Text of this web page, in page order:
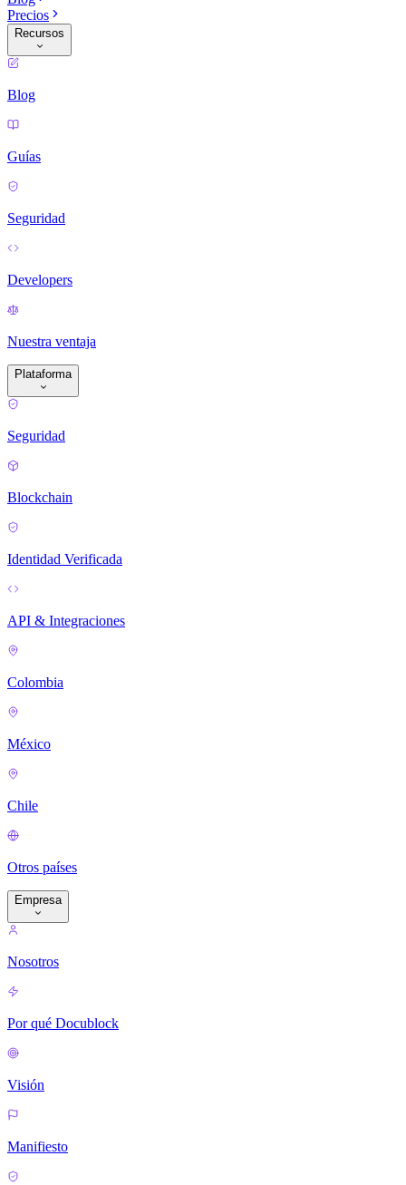
Precios
Recursos
Blog
Guías
Seguridad
Developers
Nuestra ventaja
Plataforma
Seguridad
Blockchain
Identidad Verificada
API & Integraciones
Colombia
México
Chile
Otros países
Empresa
Nosotros
Por qué Docublock
Visión
Manifiesto